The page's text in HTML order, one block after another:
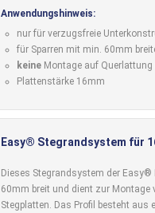
Anwendungshinweis:
nur für verzugsfreie
für Sparren mit min. 60mm
keineMontage auf Querlattung
Plattenstärke 16mm
Easy® Stegrandsystem für
Dieses Stegrandsystem der Easy®
60mm breit und dient zur Montage
Stegplatten. Das Profil besteht aus